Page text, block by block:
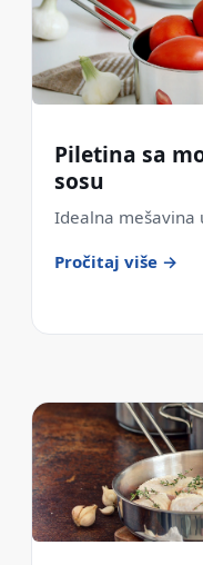
Piletina sa
sosu
Idealna mešavina
Pročitaj više →